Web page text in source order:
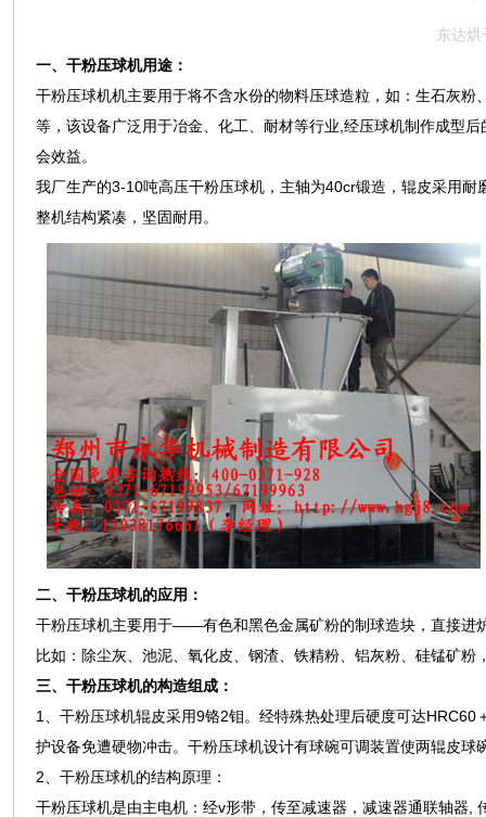
东达烘
一、干粉压球机用途：
干粉压球机机主要用于将不含水份的物料压球造粒，如：生石灰
等，该设备广泛用于冶金、化工、耐材等行业,经压球机制作成型
会效益。
我厂生产的3-10吨高压干粉压球机，主轴为40cr锻造，辊皮采用
整机结构紧凑，坚固耐用。
二、干粉压球机的应用：
干粉压球机主要用于——有色和黑色金属矿粉的制球造块，直接进
比如：除尘灰、池泥、氧化皮、钢渣、铁精粉、铝灰粉、硅锰矿粉
三、干粉压球机的构造组成：
1、干粉压球机辊皮采用9铬2钼。经特殊热处理后硬度可达
护设备免遭硬物冲击。干粉压球机设计有球碗可调装置使两辊皮球
2、干粉压球机的结构原理：
干粉压球机是由主电机：经v形带，传至减速器，减速器通联轴器